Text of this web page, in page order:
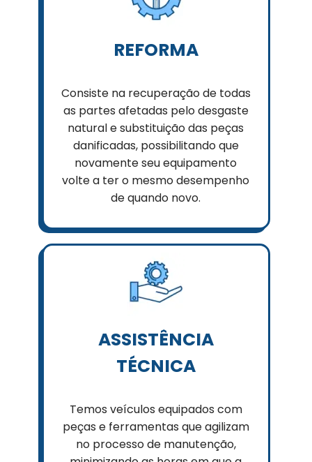
REFORMA
Consiste na recuperação de todas
as partes afetadas pelo desgaste
natural e substituição das peças
danificadas, possibilitando que
novamente seu equipamento
volte a ter o mesmo desempenho
de quando novo.
ASSISTÊNCIA
TÉCNICA
Temos veículos equipados com
peças e ferramentas que agilizam
no processo de manutenção,